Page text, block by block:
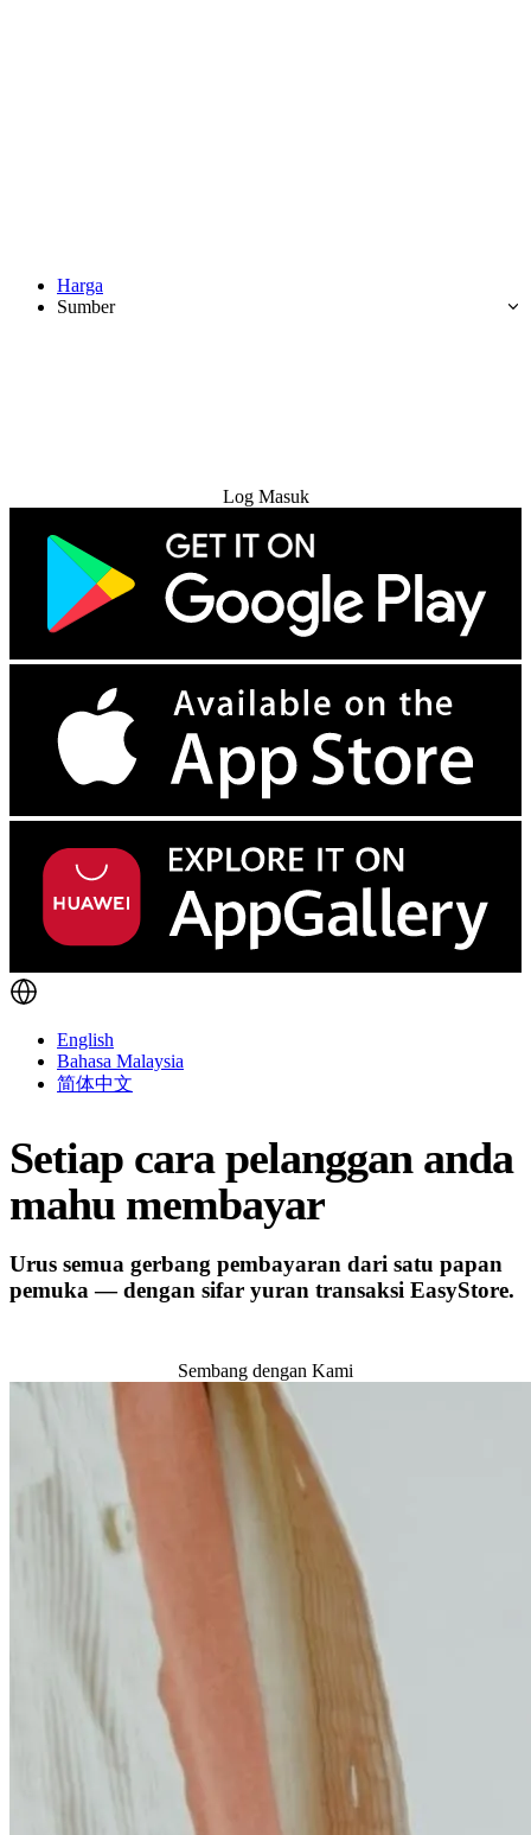
Harga
Sumber
Log Masuk
English
Bahasa Malaysia
简体中文
Setiap cara pelanggan anda
mahu membayar
Urus semua gerbang pembayaran dari satu papan
pemuka — dengan sifar yuran transaksi EasyStore.
Sembang dengan Kami